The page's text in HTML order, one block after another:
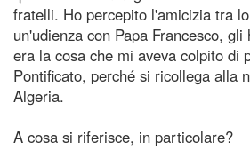
fratelli. Ho percepito l'amicizia tra
un'udienza con Papa Francesco,
era la cosa che mi aveva colpito di
Pontificato, perché si ricollega alla
Algeria.
A cosa si riferisce, in particolare?